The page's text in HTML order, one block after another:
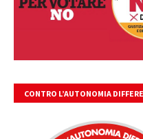
CONTRO L’AUTONOMIA